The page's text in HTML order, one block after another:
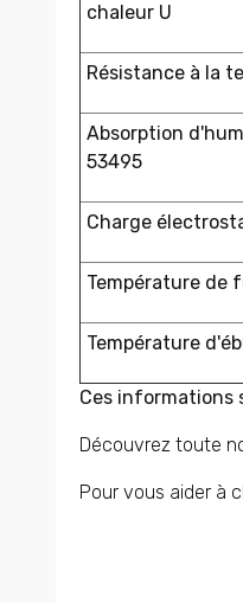
chaleur U
Résistance à la
Absorption
53495
Charge
Température de
Température
Ces
Découvrez toute
Pour vous aider à